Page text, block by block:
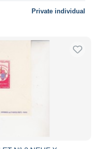
Private individual